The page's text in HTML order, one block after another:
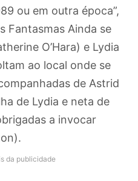
ou em outra época”,
Fantasmas Ainda se
O’Hara) e Lydia
ao local onde se
de Astrid
de Lydia e neta de
a invocar
da publicidade